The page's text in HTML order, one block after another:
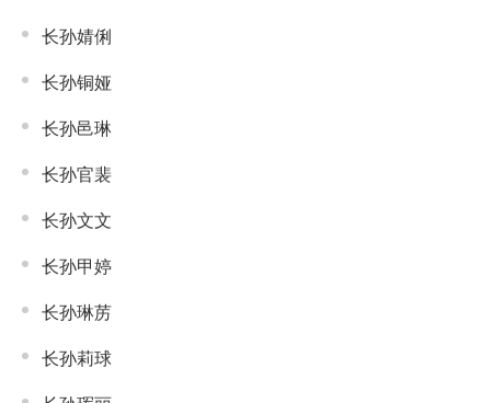
长孙婧俐
长孙铜娅
长孙邑琳
长孙官裴
长孙文文
长孙甲婷
长孙琳苈
长孙莉球